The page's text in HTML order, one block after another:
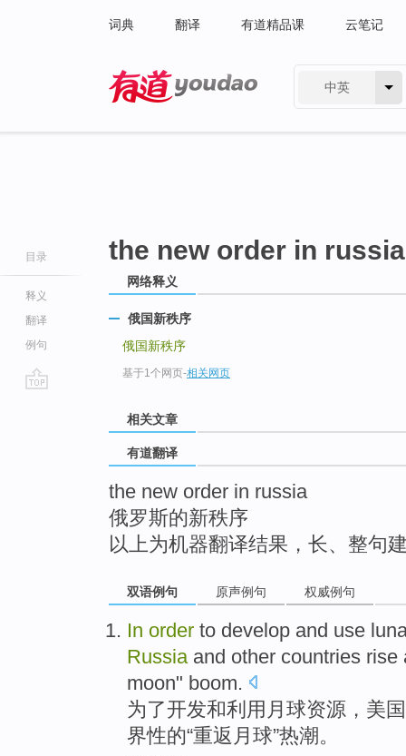
词典 翻译 有道精品课 云笔记
中英
目录
释义
翻译
例句
the new order in russia
网络释义
俄国新秩序
俄国新秩序
基于1个网页-相关网页
相关文章
有道翻译
the new order in russia
俄罗斯的新秩序
以上为机器翻译结果，长、整句
双语例句 原声例句 权威例句
In order to develop and use
Russia and other countries rise
moon" boom.
为了开发和利用 月球资源 ， 美国
界性的“重返 月球”热潮。